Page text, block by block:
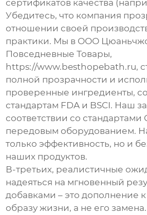
сертификатов качества
Убедитесь, что компания
отношении своей
практики. Мы в ООО
Повседневные Товары,
https://www.besthopebath.ru,
полной прозрачности и
проверенные ингредиенты,
стандартам FDA и BSCI. Наш
соответствии со
передовым оборудованием.
только эффективность, но и
наших продуктов.
В-третьих, реалистичные
надеяться на мгновенный
добавками – это дополнение
образу жизни, а не его